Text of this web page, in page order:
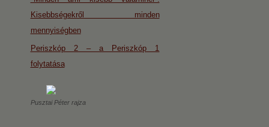
Kisebbségekről minden
mennyiségben
Periszkóp 2 – a Periszkóp 1
folytatása
Pusztai Péter rajza